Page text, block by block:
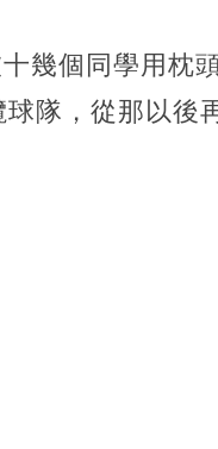
幾個同學用枕
隊，從那以後